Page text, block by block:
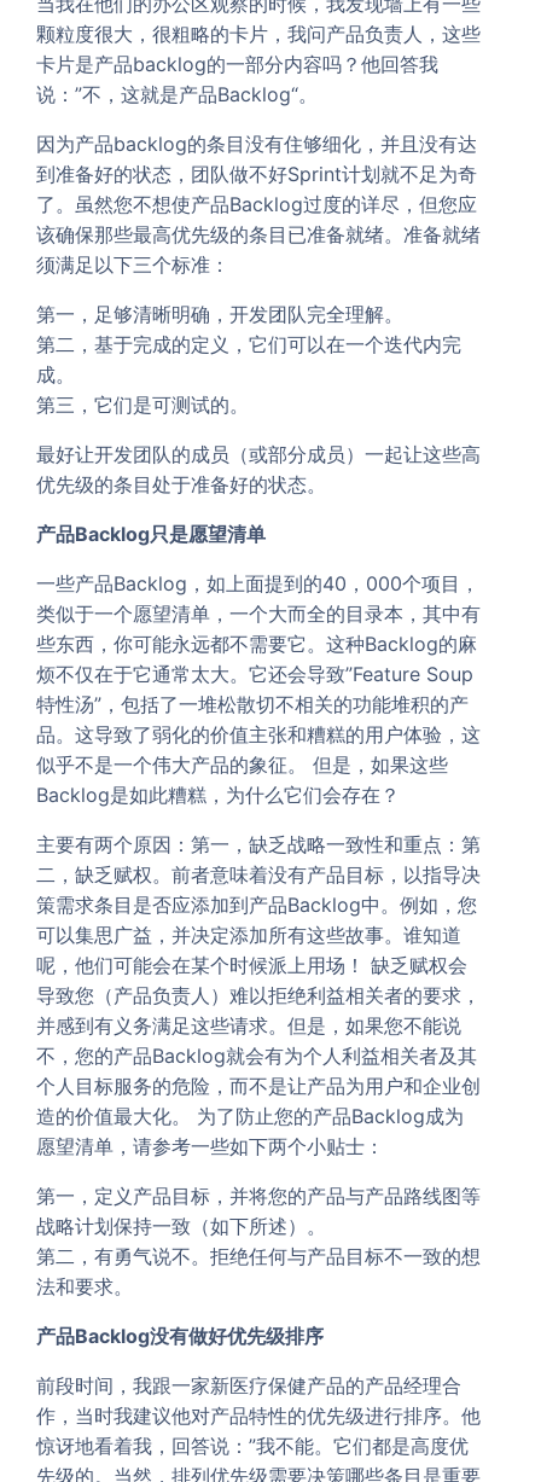
颗粒度很大，很粗略的卡片，我问产品负责人，这些
卡片是产品backlog的一部分内容吗？他回答我
说：”不，这就是产品Backlog“。
因为产品backlog的条目没有住够细化，并且没有达
到准备好的状态，团队做不好Sprint计划就不足为奇
了。虽然您不想使产品Backlog过度的详尽，但您应
该确保那些最高优先级的条目已准备就绪。准备就绪
须满足以下三个标准：
第一，足够清晰明确，开发团队完全理解。
第二，基于完成的定义，它们可以在一个迭代内完
成。
第三，它们是可测试的。
最好让开发团队的成员（或部分成员）一起让这些高
优先级的条目处于准备好的状态。
产品Backlog只是愿望清单
一些产品Backlog，如上面提到的40，000个项目，
类似于一个愿望清单，一个大而全的目录本，其中有
些东西，你可能永远都不需要它。这种Backlog的麻
烦不仅在于它通常太大。它还会导致”Feature Soup
特性汤”，包括了一堆松散切不相关的功能堆积的产
品。这导致了弱化的价值主张和糟糕的用户体验，这
似乎不是一个伟大产品的象征。 但是，如果这些
Backlog是如此糟糕，为什么它们会存在？
主要有两个原因：第一，缺乏战略一致性和重点：第
二，缺乏赋权。前者意味着没有产品目标，以指导决
策需求条目是否应添加到产品Backlog中。例如，您
可以集思广益，并决定添加所有这些故事。谁知道
呢，他们可能会在某个时候派上用场！ 缺乏赋权会
导致您（产品负责人）难以拒绝利益相关者的要求，
并感到有义务满足这些请求。但是，如果您不能说
不，您的产品Backlog就会有为个人利益相关者及其
个人目标服务的危险，而不是让产品为用户和企业创
造的价值最大化。 为了防止您的产品Backlog成为
愿望清单，请参考一些如下两个小贴士：
第一，定义产品目标，并将您的产品与产品路线图等
战略计划保持一致（如下所述）。
第二，有勇气说不。拒绝任何与产品目标不一致的想
法和要求。
产品Backlog没有做好优先级排序
前段时间，我跟一家新医疗保健产品的产品经理合
作，当时我建议他对产品特性的优先级进行排序。他
惊讶地看着我，回答说：”我不能。它们都是高度优
先级的。当然，排列优先级需要决策哪些条目是重要